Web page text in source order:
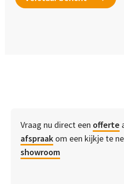
Vraag nu direct een offerte
afspraak om een kijkje te
showroom